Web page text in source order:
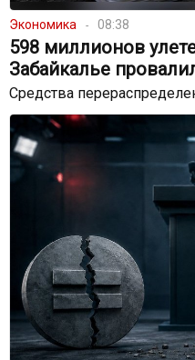
Экономика 08:38
598 миллионов
Забайкалье
Средства